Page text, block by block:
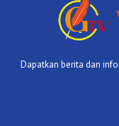
Dapatkan berita dan